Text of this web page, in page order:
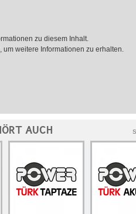
zu diesem Inhalt.
, um weitere Informationen zu erhalten.
AUCH